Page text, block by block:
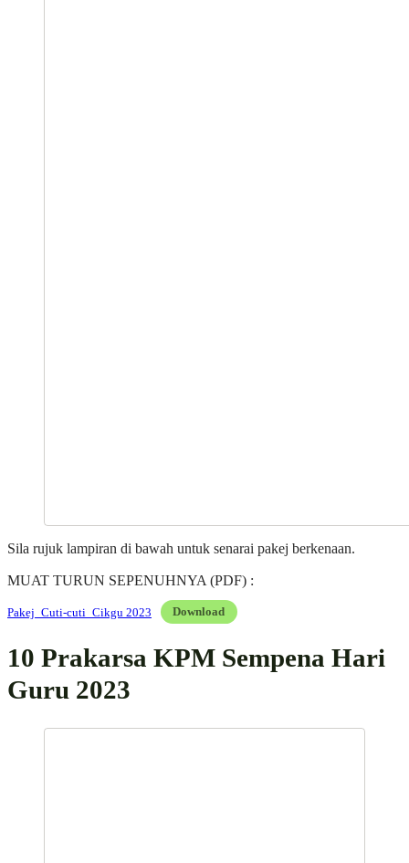
Sila rujuk lampiran di bawah untuk senarai pakej berkenaan.
MUAT TURUN SEPENUHNYA (PDF) :
Pakej_Cuti-cuti_Cikgu 2023 Download
10 Prakarsa KPM Sempena Hari
Guru 2023